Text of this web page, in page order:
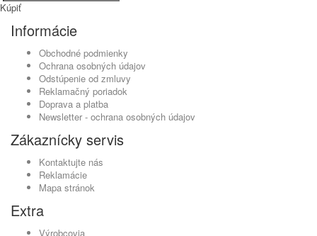
Kúpiť
Informácie
Obchodné podmienky
Ochrana osobných údajov
Odstúpenie od zmluvy
Reklamačný poriadok
Doprava a platba
Newsletter - ochrana osobných údajov
Zákaznícky servis
Kontaktujte nás
Reklamácie
Mapa stránok
Extra
Výrobcovia